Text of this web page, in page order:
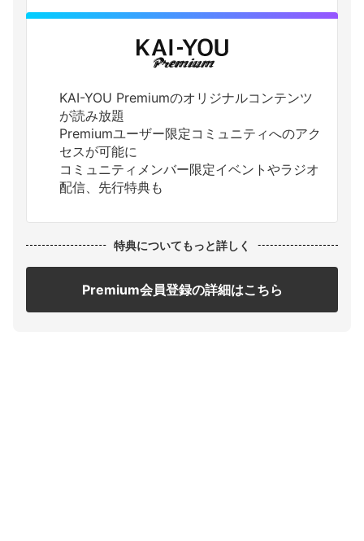
KAI-YOU Premiumのオリジナルコンテンツ
が読み放題
Premiumユーザー限定コミュニティへのアク
セスが可能に
コミュニティメンバー限定イベントやラジオ
配信、先行特典も
特典についてもっと詳しく
Premium会員登録の詳細はこちら